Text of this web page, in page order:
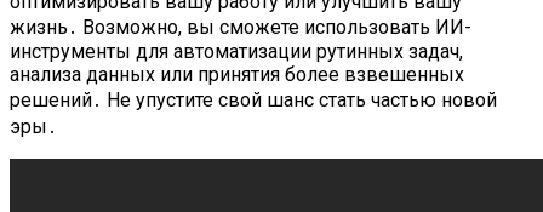
жизнь․ Возможно, вы сможете использовать ИИ-
инструменты для автоматизации рутинных задач,
анализа данных или принятия более взвешенных
решений․ Не упустите свой шанс стать частью новой
эры․